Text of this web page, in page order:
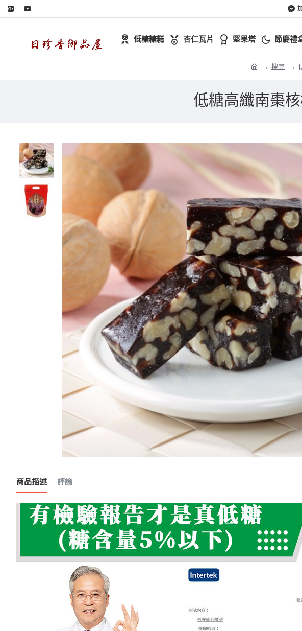
低糖糖糕 杏仁瓦片 堅果塔 節慶禮
搜尋
低糖高纖南棗
商品描述 評論